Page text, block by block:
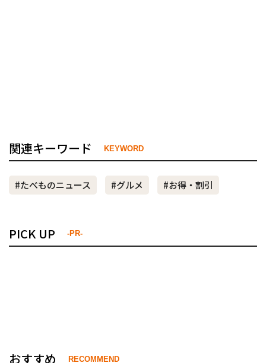
関連キーワード KEYWORD
#たべものニュース #グルメ #お得・割引
PICK UP -PR-
おすすめ RECOMMEND